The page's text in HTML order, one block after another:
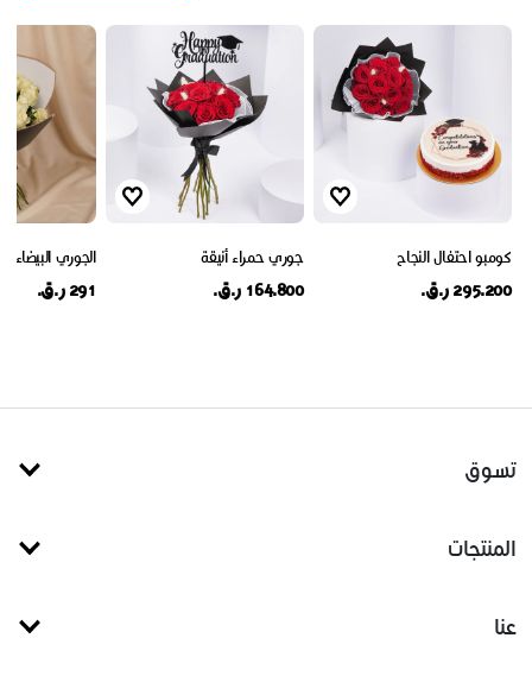
كومبو احتفال النجاح
295.200 ر.ق.
جوري حمراء أنيقة
164.800 ر.ق.
الجوري البيضاء
291 ر.ق.
تسوق
المنتجات
عنا